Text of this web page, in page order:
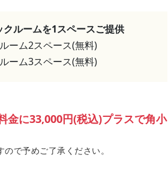
ルームを1スペースご提供
ーム2スペース(無料)
ム3スペース(無料)
金に33,000円(税込)プラスで角小
で予めご了承ください。